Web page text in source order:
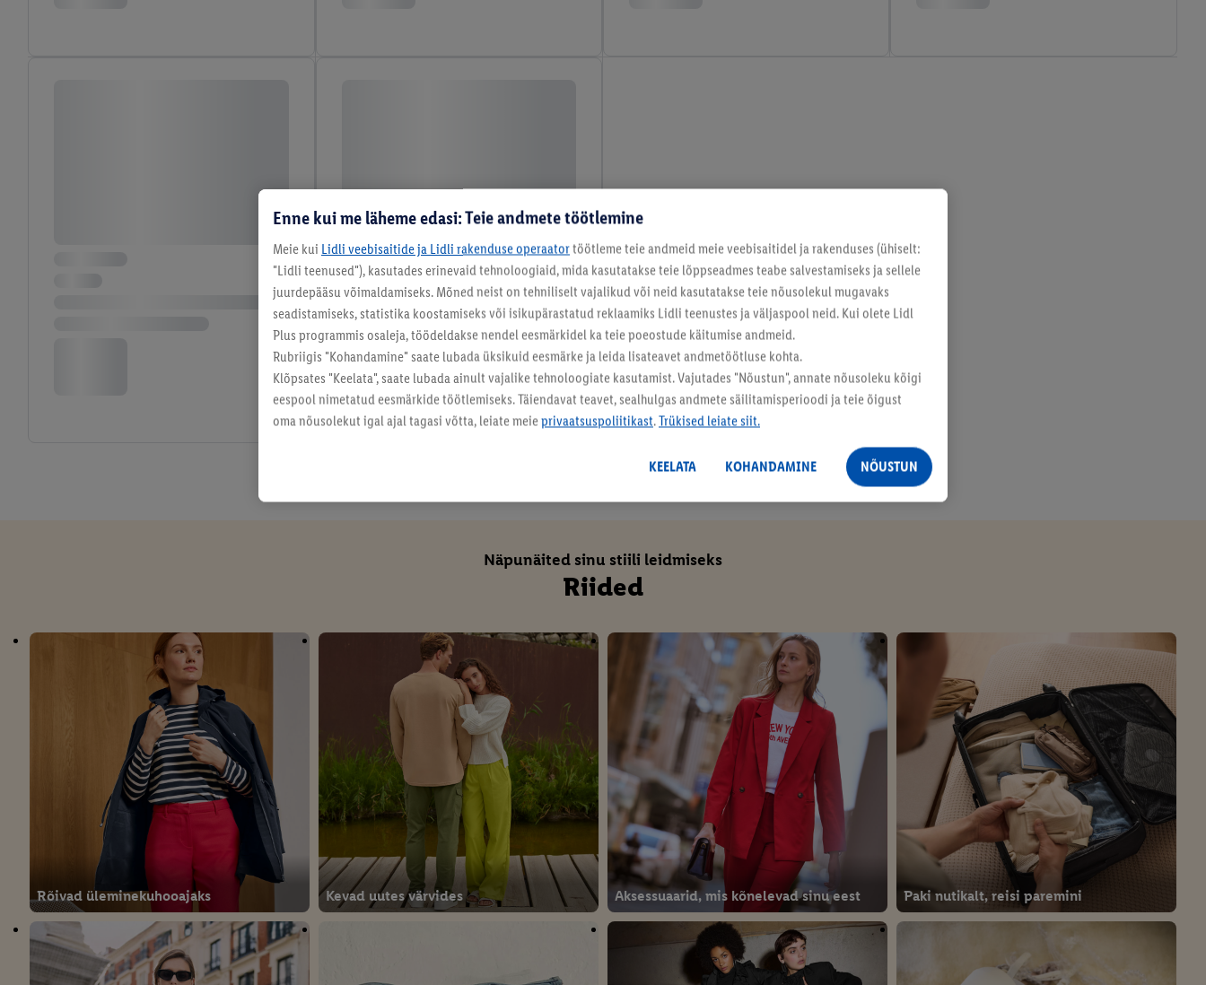
Näpunäited sinu stiili leidmiseks
Riided
Rõivad üleminekuhooajaks Kevad uutes värvides Aksessuaarid, mis kõnelevad sinu eest Paki nutikalt, reisi paremini
Enne kui me läheme edasi: Teie andmete töötlemine
Meie kui Lidli veebisaitide ja Lidli rakenduse operaatortöötleme teie andmeid meie veebisaitidel ja rakenduses (ühiselt:
"Lidli teenused"), kasutades erinevaid tehnoloogiaid, mida kasutatakse teie lõppseadmes teabe salvestamiseks ja sellele
juurdepääsu võimaldamiseks. Mõned neist on tehniliselt vajalikud või neid kasutatakse teie nõusolekul mugavaks
seadistamiseks, statistika koostamiseks või isikupärastatud reklaamiks Lidli teenustes ja väljaspool neid. Kui olete Lidl
Plus programmis osaleja, töödeldakse nendel eesmärkidel ka teie poeostude käitumise andmeid.
Rubriigis "Kohandamine" saate lubada üksikuid eesmärke ja leida lisateavet andmetöötluse kohta.
Klõpsates "Keelata", saate lubada ainult vajalike tehnoloogiate kasutamist. Vajutades "Nõustun", annate nõusoleku kõigi
eespool nimetatud eesmärkide töötlemiseks. Täiendavat teavet, sealhulgas andmete säilitamisperioodi ja teie õigust
oma nõusolekut igal ajal tagasi võtta, leiate meieprivaatsuspoliitikast.Trükised leiate siit.
KEELATA KOHANDAMINE NÕUSTUN